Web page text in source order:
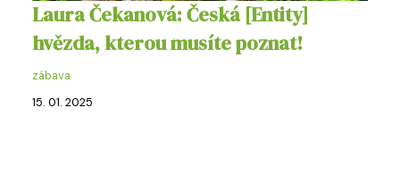
Laura Čekanová: Česká [Entity]
hvězda, kterou musíte poznat!
zábava
15. 01. 2025